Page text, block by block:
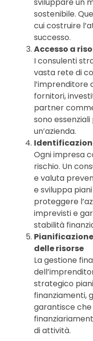
sostenibile.
cui costruire
successo.
Accesso a
I consulenti
vasta rete di
l’imprenditore
fornitori,
partner
sono
un’azienda.
Ogni impresa
rischio. Un
e valuta
e sviluppa
proteggere
imprevisti e
stabilità
delle risorse
La gestione
strategico
finanziamenti,
garantisce che
di attività.